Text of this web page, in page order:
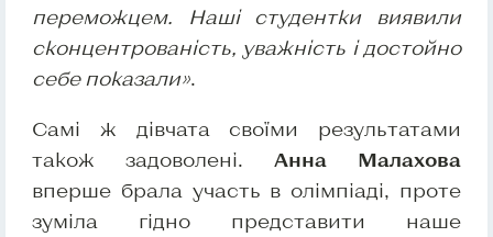
переможцем. Наші студентки виявили
сконцентрованість, уважність і достойно
себе показали».
Самі ж дівчата своїми результатами
також задоволені. Анна Малахова
вперше брала участь в олімпіаді, проте
зуміла гідно представити наше